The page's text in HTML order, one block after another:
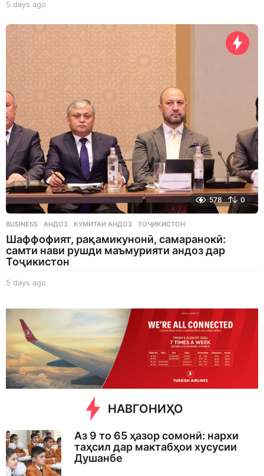
5 days ago
a
578 0
BUSINESS АНДОЗ ,КУМИТАИ АНДОЗ ,ТОҶИКИСТОН
Шаффофият, рақамикунонӣ, самаранокӣ:
самти нави рушди маъмурияти андоз дар
Тоҷикистон
5 days ago
g
o
НАВГОНИҲО
Аз 9 то 65 ҳазор сомонӣ: нархи
таҳсил дар мактабҳои хусусии
Душанбе